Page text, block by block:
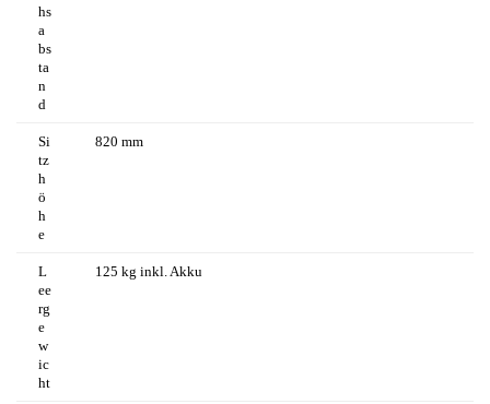
hs
a
bs
ta
n
d
Si
tz
h
ö
h
e
820 mm
L
ee
rg
e
w
ic
ht
125 kg inkl. Akku